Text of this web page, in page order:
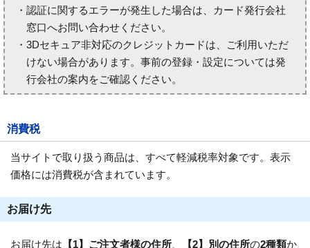
・認証に関するエラーが発生した場合は、カード発行会社
窓口へお問い合わせください。
・3Dセキュア非対応のクレジットカードは、ご利用いただ
けない場合があります。事前の登録・設定については発
行会社の案内をご確認ください。
消費税
当サイトで取り扱う商品は、すべて軽減税率対象です。表示
価格には消費税が含まれています。
お届け先
お届け先は 【1】ご注文者様の住所 【2】別の住所の2種類か